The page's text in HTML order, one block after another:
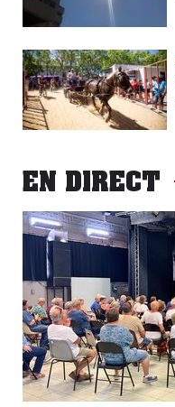
EN DIRECT